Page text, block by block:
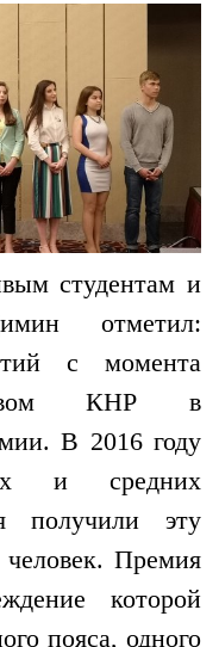
студентам и
отметил:
с момента
КНР в
В 2016 году
и средних
получили эту
Премия
которой
пояса, одного